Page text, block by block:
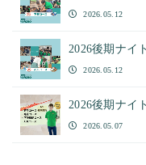
2026.05.12
2026後期ナイ
2026.05.12
2026後期ナイ
2026.05.07